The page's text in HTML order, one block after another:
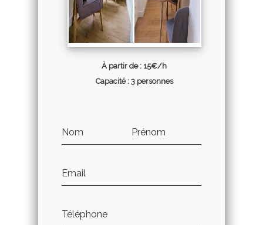
À partir de : 15€/h
Capacité : 3 personnes
Nom Prénom
Email
Téléphone